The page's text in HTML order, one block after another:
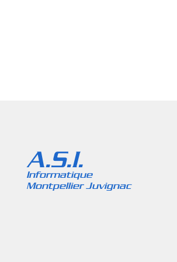
Informatique
Montpellier Juvignac
A.S.I.